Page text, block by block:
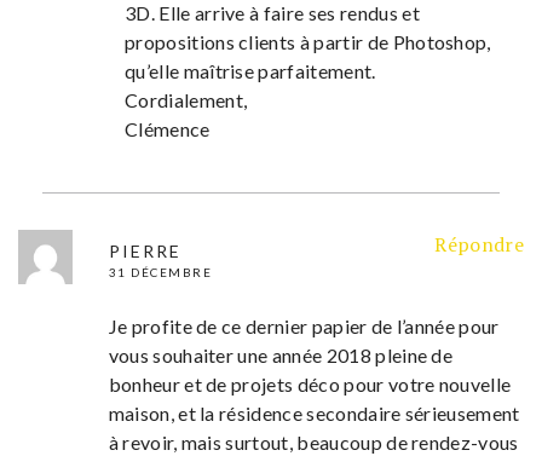
3D. Elle arrive à faire ses rendus et
propositions clients à partir de Photoshop,
qu’elle maîtrise parfaitement.
Cordialement,
Clémence
PIERRE
31 DÉCEMBRE
Répondre
Je profite de ce dernier papier de l’année pour
vous souhaiter une année 2018 pleine de
bonheur et de projets déco pour votre nouvelle
maison, et la résidence secondaire sérieusement
à revoir, mais surtout, beaucoup de rendez-vous